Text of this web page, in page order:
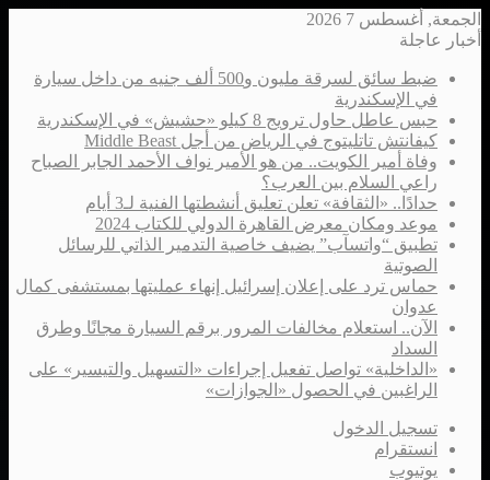
الجمعة, أغسطس 7 2026
أخبار عاجلة
ضبط سائق لسرقة مليون و500 ألف جنيه من داخل سيارة
في الإسكندرية
حبس عاطل حاول ترويج 8 كيلو «حشيش» في الإسكندرية
كيفانتش تاتليتوج في الرياض من أجل Middle Beast
وفاة أمير الكويت.. من هو الأمير نواف الأحمد الجابر الصباح
راعي السلام بين العرب؟
حدادًا.. «الثقافة» تعلن تعليق أنشطتها الفنية لـ3 أيام
موعد ومكان معرض القاهرة الدولي للكتاب 2024
تطبيق “واتسآب” يضيف خاصية التدمير الذاتي للرسائل
الصوتية
حماس ترد على إعلان إسرائيل إنهاء عمليتها بمستشفى كمال
عدوان
الآن.. استعلام مخالفات المرور برقم السيارة مجانًا وطرق
السداد
«الداخلية» تواصل تفعيل إجراءات «التسهيل والتيسير» على
الراغبين في الحصول «الجوازات»
تسجيل الدخول
انستقرام
يوتيوب